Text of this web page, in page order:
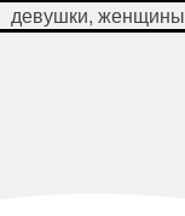
девушки, женщины